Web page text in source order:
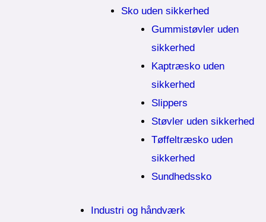
Sko uden sikkerhed
Gummistøvler uden
sikkerhed
Kaptræsko uden
sikkerhed
Slippers
Støvler uden sikkerhed
Tøffeltræsko uden
sikkerhed
Sundhedssko
Industri og håndværk